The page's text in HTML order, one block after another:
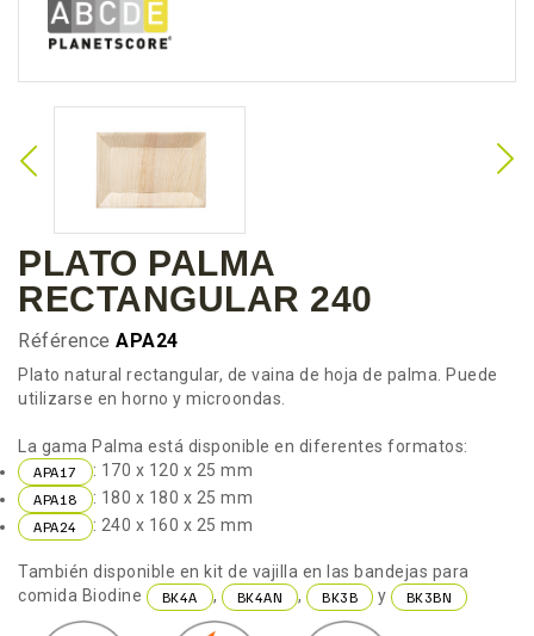
PLATO PALMA
RECTANGULAR 240
Référence APA24
Plato natural rectangular, de vaina de hoja de palma. Puede
utilizarse en horno y microondas.
La gama Palma está disponible en diferentes formatos:
APA17 : 170 x 120 x 25 mm
APA18 : 180 x 180 x 25 mm
APA24 : 240 x 160 x 25 mm
También disponible en kit de vajilla en las bandejas para
comida Biodine
BK4A , BK4AN , BK3B y BK3BN